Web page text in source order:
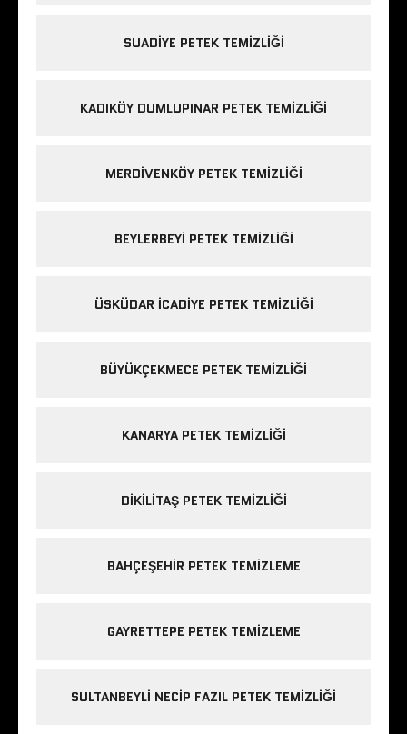
SUADIYE PETEK TEMIZLIĞI
KADIKÖY DUMLUPINAR PETEK TEMIZLIĞI
MERDIVENKÖY PETEK TEMIZLIĞI
BEYLERBEYI PETEK TEMIZLIĞI
ÜSKÜDAR ICADIYE PETEK TEMIZLIĞI
BÜYÜKÇEKMECE PETEK TEMIZLIĞI
KANARYA PETEK TEMIZLIĞI
DIKILITAŞ PETEK TEMIZLIĞI
BAHÇEŞEHIR PETEK TEMIZLEME
GAYRETTEPE PETEK TEMIZLEME
SULTANBEYLI NECIP FAZIL PETEK TEMIZLIĞI